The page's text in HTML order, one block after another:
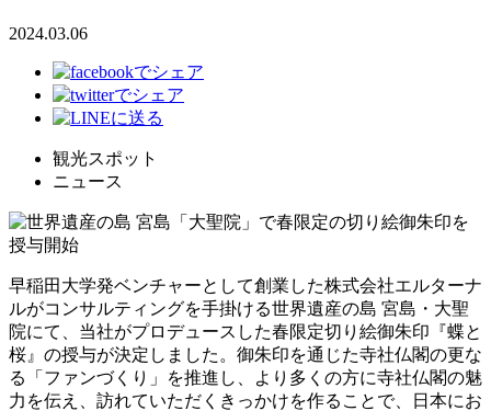
2024.03.06
観光スポット
ニュース
早稲田大学発ベンチャーとして創業した株式会社エルターナ
ルがコンサルティングを手掛ける世界遺産の島 宮島・大聖
院にて、当社がプロデュースした春限定切り絵御朱印『蝶と
桜』の授与が決定しました。御朱印を通じた寺社仏閣の更な
る「ファンづくり」を推進し、より多くの方に寺社仏閣の魅
力を伝え、訪れていただくきっかけを作ることで、日本にお